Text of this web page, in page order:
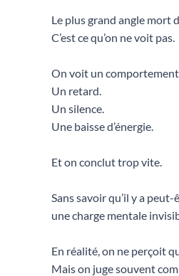
Le plus grand angle mort
C’est ce qu’on ne voit pas.
On voit un
Un retard.
Un silence.
Une baisse d’énergie.
Et on conclut trop vite.
Sans savoir qu’il y a
une charge mentale
En réalité, on ne perçoit
Mais on juge souvent